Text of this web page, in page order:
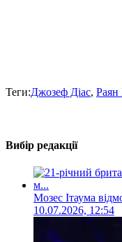
Теги:Джозеф Діас, Раян
Вибір редакції
Мозес Ітаума
10.07.2026, 12:54